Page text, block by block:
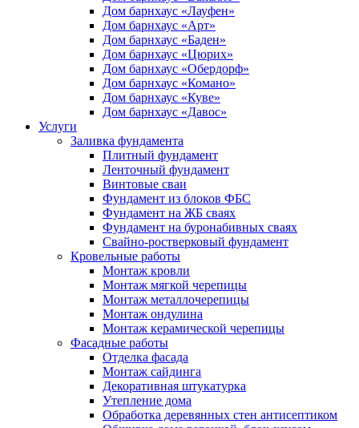
Дом барнхаус «Лауфен»
Дом барнхаус «Арт»
Дом барнхаус «Баден»
Дом барнхаус «Цюрих»
Дом барнхаус «Обердорф»
Дом барнхаус «Комано»
Дом барнхаус «Куве»
Дом барнхаус «Давос»
Услуги
Заливка фундамента
Плитный фундамент
Ленточный фундамент
Винтовые сваи
Фундамент из блоков ФБС
Фундамент на ЖБ сваях
Фундамент на буронабивных сваях
Свайно-ростверковый фундамент
Кровельные работы
Монтаж кровли
Монтаж мягкой черепицы
Монтаж металлочерепицы
Монтаж ондулина
Монтаж керамической черепицы
Фасадные работы
Отделка фасада
Монтаж сайдинга
Декоративная штукатурка
Утепление дома
Обработка деревянных стен антисептиком